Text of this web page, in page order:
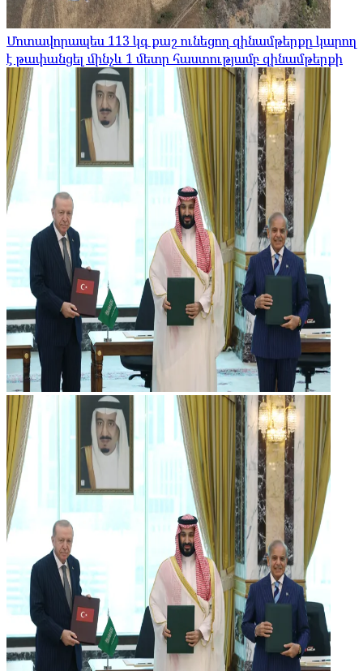
Մոտավորապես 113 կգ քաշ ունեցող զինամթերքը կարող
է թափանցել մինչև 1 մետր հաստությամբ զինամթերքի